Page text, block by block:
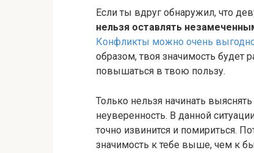
Если ты вдруг обнаружил, что
нельзя оставлять
Конфликты можно очень
образом, твоя значимость будет
повышаться в твою пользу.
Только нельзя начинать
неуверенность. В данной
точно извинится и помириться.
значимость к тебе выше, чем к